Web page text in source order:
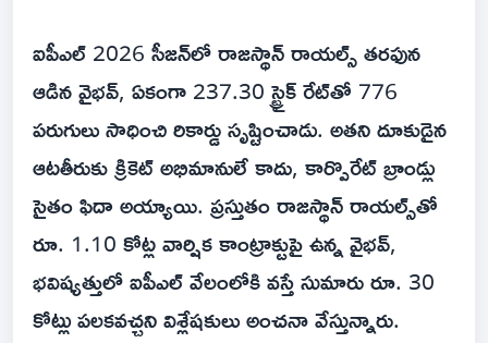
ఐపీఎల్ 2026 సీజన్‌లో రాజస్థాన్ రాయల్స్ తరఫున
ఆడిన వైభవ్, ఏకంగా 237.30 స్ట్రైక్ రేట్‌తో 776
పరుగులు సాధించి రికార్డు సృష్టించాడు. అతని దూకుడైన
ఆటతీరుకు క్రికెట్ అభిమానులే కాదు, కార్పొరేట్ బ్రాండ్లు
సైతం ఫిదా అయ్యాయి. ప్రస్తుతం రాజస్థాన్ రాయల్స్‌తో
రూ. 1.10 కోట్ల వార్షిక కాంట్రాక్టుపై ఉన్న వైభవ్,
భవిష్యత్తులో ఐపీఎల్ వేలంలోకి వస్తే సుమారు రూ. 30
కోట్లు పలకవచ్చని విశ్లేషకులు అంచనా వేస్తున్నారు.